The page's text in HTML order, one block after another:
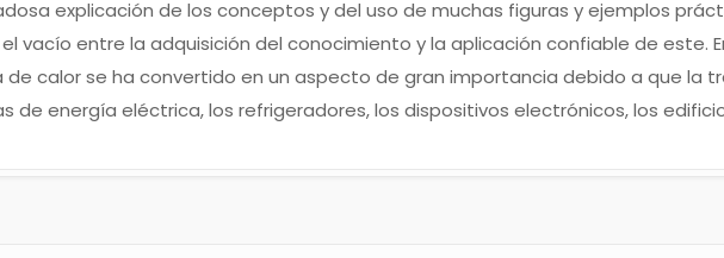
explicación de los conceptos y del uso de muchas figuras y ejemplos
vacío entre la adquisición del conocimiento y la aplicación confiable de este.
calor se ha convertido en un aspecto de gran importancia debido a que la
de energía eléctrica, los refrigeradores, los dispositivos electrónicos, los